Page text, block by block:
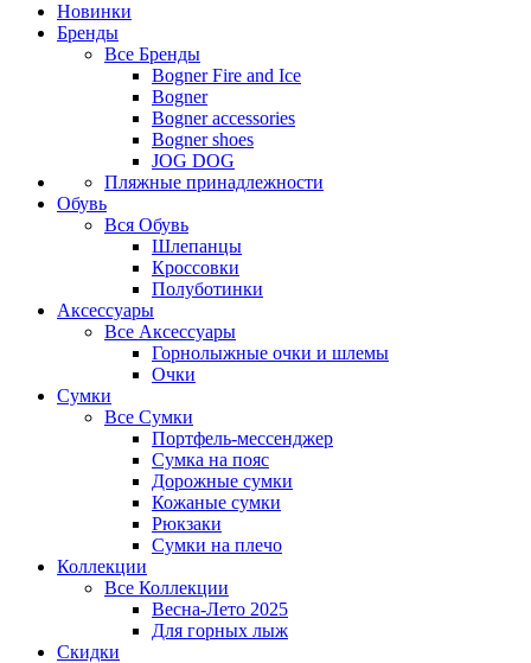
Новинки
Бренды
Все Бренды
Bogner Fire and Ice
Bogner
Bogner accessories
Bogner shoes
JOG DOG
Пляжные принадлежности
Обувь
Вся Обувь
Шлепанцы
Кроссовки
Полуботинки
Аксессуары
Все Аксессуары
Горнолыжные очки и шлемы
Очки
Сумки
Все Сумки
Портфель-мессенджер
Сумка на пояс
Дорожные сумки
Кожаные сумки
Рюкзаки
Сумки на плечо
Коллекции
Все Коллекции
Весна-Лето 2025
Для горных лыж
Скидки